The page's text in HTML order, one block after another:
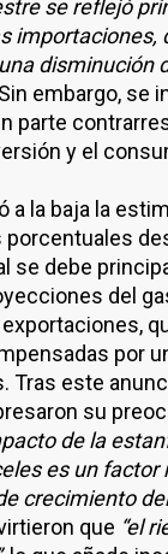
se reflejó
importaciones,
disminución
embargo, se
parte
y el
a la baja la
porcentuales
se debe
del
por
Tras este
su
de la
es un factor
crecimiento
que “el